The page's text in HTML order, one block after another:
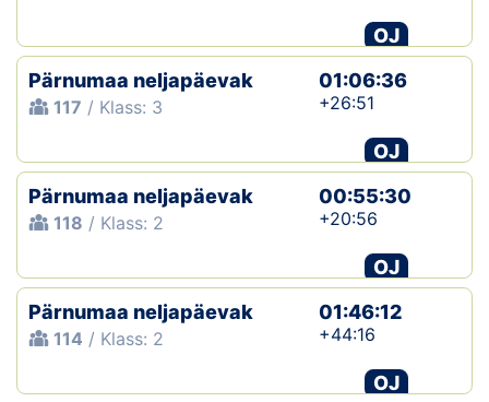
OJ
Pärnumaa neljapäevak
117 / Klass: 3
01:06:36
+26:51
OJ
Pärnumaa neljapäevak
118 / Klass: 2
00:55:30
+20:56
OJ
Pärnumaa neljapäevak
114 / Klass: 2
01:46:12
+44:16
OJ